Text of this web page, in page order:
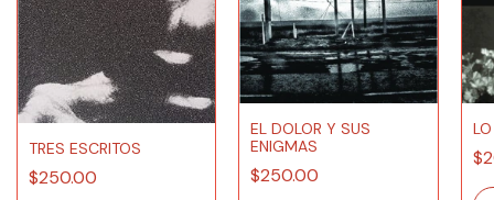
TRES ESCRITOS
$250.00
EL DOLOR Y SUS
ENIGMAS
$250.00